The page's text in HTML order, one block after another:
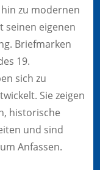
zu modernen
seinen eigenen
Briefmarken
19.
sich zu
Sie zeigen
historische
und sind
Anfassen.